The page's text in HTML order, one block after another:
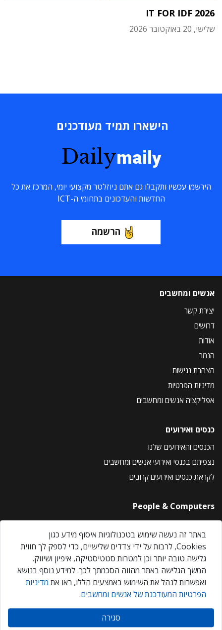
IT FOR IDF 2026
שלישי, 20 באוקטובר 2026
הישארו תמיד מעודכנים
Dailymaily
הירשמו עכשיו ותקבלו גם אתם ניוזלטר מקצועי יומי, המרכז את כל
החדשות והעדכונים בתחומי ה-ICT
הרשמה
אנשים ומחשבים
יצירת קשר
דרושים
אודות
הנמר
הצהרת נגישות
מדיניות הפרטיות
אפליקציה אנשים ומחשבים
כנסים ואירועים
הכנסים והאירועים שלנו
נצפיתם בכנסי ואירועי אנשים ומחשבים
לקראת כנסים ואירועים קרובים
People & Computers
About Us
Privacy Policy
Contact Us
Our Events
אנשים ומחשבים © 2026 – כל הזכויות שמורות
באתר זה נעשה שימוש בטכנולוגיות איסוף מידע כגון
Cookies, לרבות על ידי צדדים שלישיים, כדי לספק לך חווית
גלישה טובה יותר וכן למטרות סטטיסטיקה, איפיון ושיווק.
המשך הגלישה באתר מהווה הסכמתך לכך. למידע נוסף בנושא
ואפשרות לנהל את השימוש באמצעים הללו, ראו את מדיניות
הפרטיות המעודכנת של אנשים ומחשבים.
סגירה